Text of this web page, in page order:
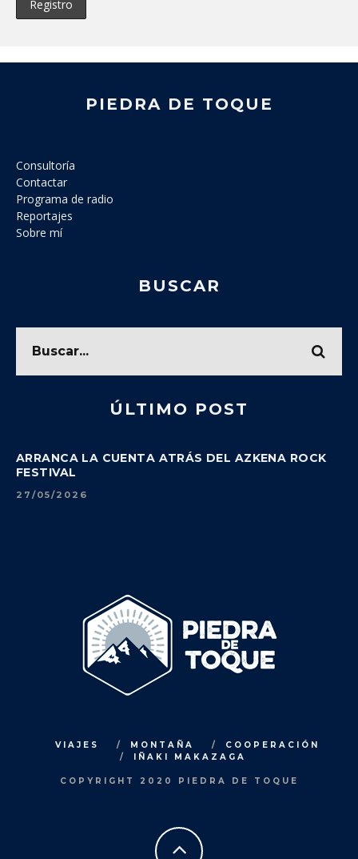
PIEDRA DE TOQUE
Consultoría
Contactar
Programa de radio
Reportajes
Sobre mí
BUSCAR
ÚLTIMO POST
ARRANCA LA CUENTA ATRÁS DEL AZKENA ROCK
FESTIVAL
27/05/2026
VIAJES MONTAÑA
COOPERACIÓN
IÑAKI MAKAZAGA
COPYRIGHT 2020 PIEDRA DE TOQUE